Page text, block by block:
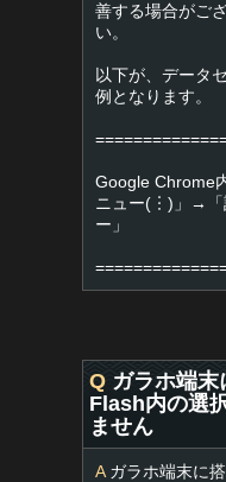
善する場合がご
い。
以下が、データ
例となります。
Google Chrome
ニュー(︙)」→
ー」
Q ガラホ端
Flash内の選
ません
Aガラホ端末に